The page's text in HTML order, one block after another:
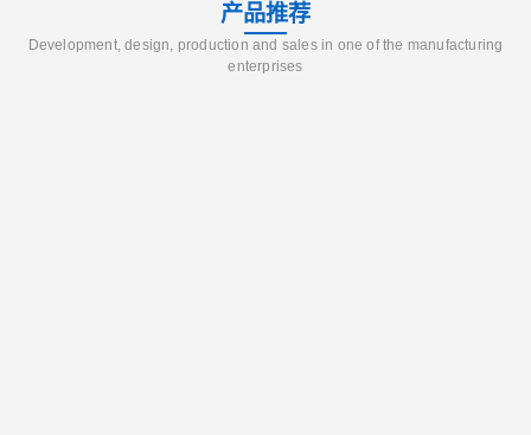
产品推荐
Development, design, production and sales in one of the manufacturing
enterprises